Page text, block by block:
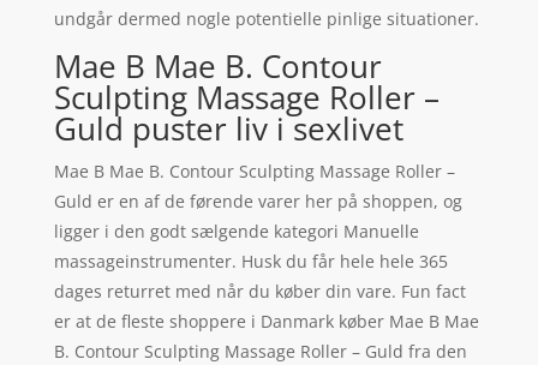
undgår dermed nogle potentielle pinlige situationer.
Mae B Mae B. Contour
Sculpting Massage Roller –
Guld puster liv i sexlivet
Mae B Mae B. Contour Sculpting Massage Roller –
Guld er en af de førende varer her på shoppen, og
ligger i den godt sælgende kategori Manuelle
massageinstrumenter. Husk du får hele hele 365
dages returret med når du køber din vare. Fun fact
er at de fleste shoppere i Danmark køber Mae B Mae
B. Contour Sculpting Massage Roller – Guld fra den